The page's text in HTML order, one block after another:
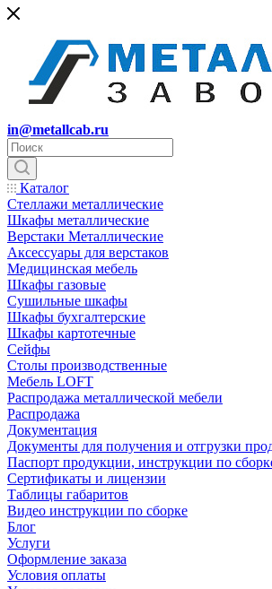
in@metallcab.ru
Каталог
Стеллажи металлические
Шкафы металлические
Верстаки Металлические
Аксессуары для верстаков
Медицинская мебель
Шкафы газовые
Сушильные шкафы
Шкафы бухгалтерские
Шкафы картотечные
Сейфы
Столы производственные
Мебель LOFT
Распродажа металлической мебели
Распродажа
Документация
Документы для получения и отгрузки
Паспорт продукции, инструкции по
Сертификаты и лицензии
Таблицы габаритов
Видео инструкции по сборке
Блог
Услуги
Оформление заказа
Условия оплаты